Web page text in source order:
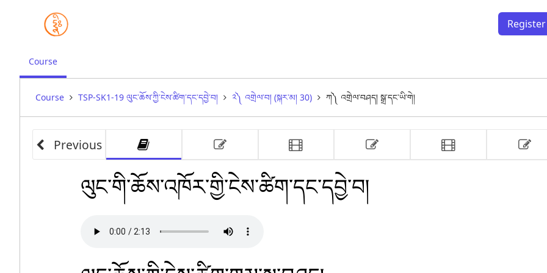
Register
Course,
current
Course
TSP-SK1-19 ལུང་ཆོས་ཀྱི་ངེས་ཚིག་དང་དབྱེ་བ། ༢༽ འགྲེལ་བ། (སྐར་མ། 30) ཀ༽ འགྲེལ་བཤད། སྒྲ་དང་ཡི་གེ།
Previous
other
ཀ༽ འགྲེལ་བཤད། སྒྲ་དང་ཡི་གེ།
problem
སྦྱོང་ཚན། video
ཁ༽ལུང་ཆོས་ཀྱི་ངེས་ཚིག་གམ་སྒྲ་བཤད།
ལུང་གི་ཆོས་འཁོར་གྱི་ངེས་ཚིག་དང་དབྱེ་བ།